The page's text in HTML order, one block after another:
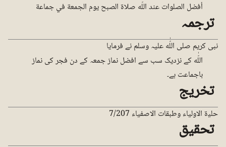
أفضل الصلوات عند اللّٰه صلاة الصبح يوم الجمعة في جماعة
ترجمہ
نبی کریم صلی اللّٰه علیہ وسلم نے فرمایا
اللّٰه کے نزدیک سب سے افضل نماز جمعہ کے دن فجر کی نماز
باجماعت ہے۔
تخریج
حلیۃ الاولیاء وطبقات الاصفیاء 7/207
تحقیق